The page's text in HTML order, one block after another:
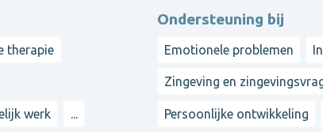
therapie
werk
Ondersteuning bij
Emotionele problemen
Zingeving en
Persoonlijke ontwikkeling